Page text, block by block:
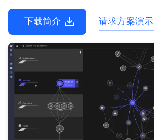
下载简介 请求方案演示